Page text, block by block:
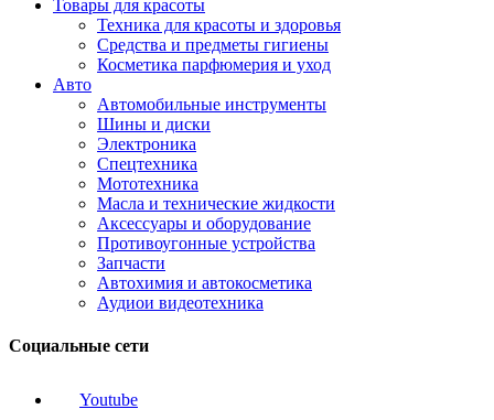
Товары для красоты
Техника для красоты и здоровья
Средства и предметы гигиены
Косметика парфюмерия и уход
Авто
Автомобильные инструменты
Шины и диски
Электроника
Спецтехника
Мототехника
Масла и технические жидкости
Аксессуары и оборудование
Противоугонные устройства
Запчасти
Автохимия и автокосметика
Аудиои видеотехника
Социальные сети
Youtube